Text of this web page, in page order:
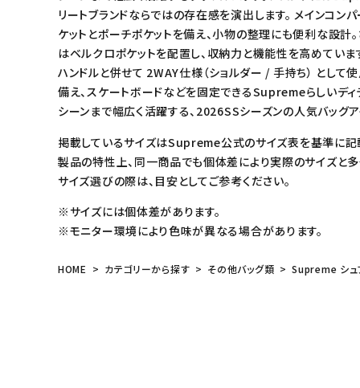
リートブランドならではの存在感を演出します。 メインコン
ケットとポーチポケットを備え、小物の整理にも便利な設計。
はベルクロポケットを配置し、収納力と機能性を高めていま
ハンドルと併せて 2WAY仕様（ショルダー / 手持ち） とし
備え、スケートボードなどを固定できるSupremeらしいディ
シーンまで幅広く活躍する、2026SSシーズンの人気バッグア
掲載しているサイズはSupreme公式のサイズ表を基準に記
製品の特性上、同一商品でも個体差により実際のサイズと
サイズ選びの際は、目安としてご参考ください。
※サイズには個体差があります。
※モニター環境により色味が異なる場合があります。
HOME カテゴリーから探す その他バッグ類 Supreme シュ